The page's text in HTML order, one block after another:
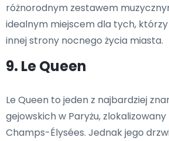
różnorodnym zestawem
idealnym miejscem dla tych,
innej strony nocnego życia miasta.
9. Le Queen
Le Queen to jeden z najbardziej
gejowskich w Paryżu,
Champs-Élysées. Jednak jego